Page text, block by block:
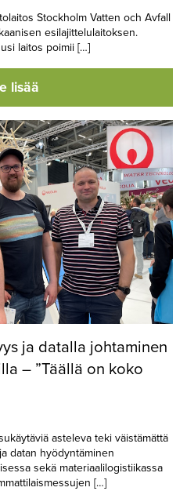
Stockholm Vatten och Avfall
esilajittelulaitoksen.
laitos poimii […]
lisää
ja datalla johtaminen
– ”Täällä on koko
asteleva teki väistämättä
datan hyödyntäminen
sekä materiaalilogistiikassa
[…]